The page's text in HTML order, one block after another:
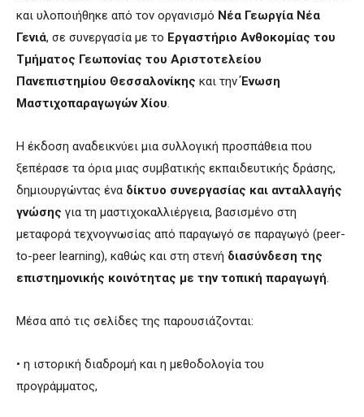
και υλοποιήθηκε από τον οργανισμό Νέα Γεωργία Νέα
Γενιά, σε συνεργασία με το Εργαστήριο Ανθοκομίας του
Τμήματος Γεωπονίας του Αριστοτελείου
Πανεπιστημίου Θεσσαλονίκης και τηνΈνωση
Μαστιχοπαραγωγών Χίου
Η έκδοση αναδεικνύει μια συλλογική προσπάθεια που
ξεπέρασε τα όρια μιας συμβατικής εκπαιδευτικής δράσης,
δημιουργώντας ένα δίκτυο συνεργασίας και ανταλλαγής
γνώσης για τη μαστιχοκαλλιέργεια, βασισμένο στη
μεταφορά τεχνογνωσίας από παραγωγό σε παραγωγό (peer-
to-peer learning), καθώς και στη στενή διασύνδεση της
επιστημονικής κοινότητας με την τοπική παραγωγή
Μέσα από τις σελίδες της παρουσιάζονται:
• η ιστορική διαδρομή και η μεθοδολογία του
προγράμματος,